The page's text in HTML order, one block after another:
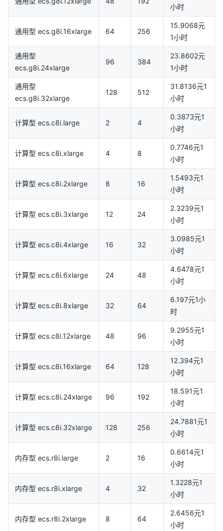
小时
通用型 ecs.g8i.16xlarge 64 256
15.9068元
1小时
通用型
ecs.g8i.24xlarge
96 384
23.8602元
1小时
通用型
ecs.g8i.32xlarge
128 512
31.8136元1
小时
计算型 ecs.c8i.large 2 4
0.3873元1
小时
计算型 ecs.c8i.xlarge 4 8
0.7746元1
小时
计算型 ecs.c8i.2xlarge 8 16
1.5493元1
小时
计算型 ecs.c8i.3xlarge 12 24
2.3239元1
小时
计算型 ecs.c8i.4xlarge 16 32
3.0985元1
小时
计算型 ecs.c8i.6xlarge 24 48
4.6478元1
小时
计算型 ecs.c8i.8xlarge 32 64
6.197元1小
时
计算型 ecs.c8i.12xlarge 48 96
9.2955元1
小时
计算型 ecs.c8i.16xlarge 64 128
12.394元1
小时
计算型 ecs.c8i.24xlarge 96 192
18.591元1
小时
计算型 ecs.c8i.32xlarge 128 256
24.7881元1
小时
内存型 ecs.r8i.large 2 16
0.6614元1
小时
内存型 ecs.r8i.xlarge 4 32
1.3228元1
小时
内存型 ecs.r8i.2xlarge 8 64
2.6456元1
小时